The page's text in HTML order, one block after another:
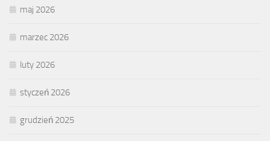
maj 2026
marzec 2026
luty 2026
styczeń 2026
grudzień 2025